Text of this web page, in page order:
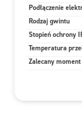
Podłączenie
Rodzaj gwintu
Stopień ochrony
Temperatura
Zalecany